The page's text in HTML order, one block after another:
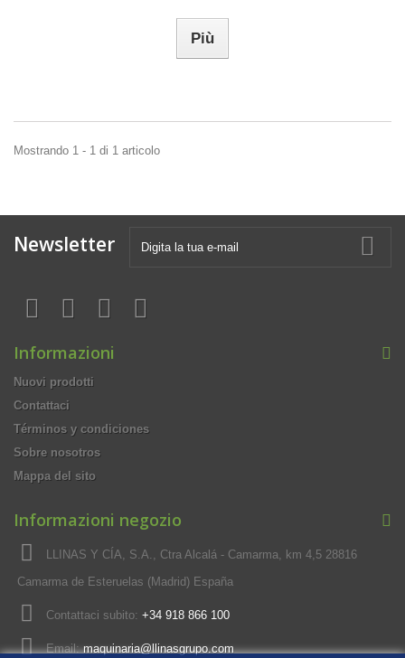
Più
Mostrando 1 - 1 di 1 articolo
Newsletter
Informazioni
Nuovi prodotti
Contattaci
Términos y condiciones
Sobre nosotros
Mappa del sito
Informazioni negozio
LLINAS Y CÍA, S.A., Ctra Alcalá - Camarma, km 4,5 28816
Camarma de Esteruelas (Madrid) España
Contattaci subito: +34 918 866 100
Email:maquinaria@llinasgrupo.com